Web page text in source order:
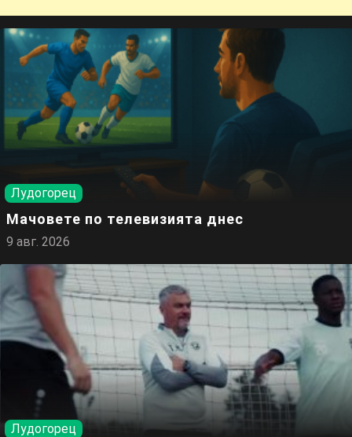
Лудогорец
Мачовете по телевизията днес
9 авг. 2026
Лудогорец